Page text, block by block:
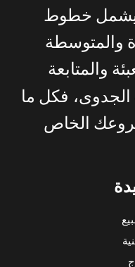
خطوط
والمتوسطة
والمتابعة
الجدوى، فكل ما
الخاص